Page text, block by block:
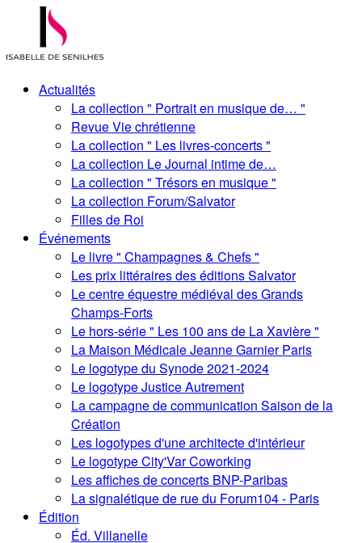
Actualités
La collection " Portrait en musique de… "
Revue Vie chrétienne
La collection " Les livres-concerts "
La collection Le Journal intime de…
La collection " Trésors en musique "
La collection Forum/Salvator
Filles de Roi
Événements
Le livre " Champagnes & Chefs "
Les prix littéraires des éditions Salvator
Le centre équestre médiéval des Grands
Champs-Forts
Le hors-série " Les 100 ans de La Xavière "
La Maison Médicale Jeanne Garnier Paris
Le logotype du Synode 2021-2024
Le logotype Justice Autrement
La campagne de communication Saison de la
Création
Les logotypes d'une architecte d'intérieur
Le logotype City'Var Coworking
Les affiches de concerts BNP-Paribas
La signalétique de rue du Forum104 - Paris
Édition
Éd. Villanelle